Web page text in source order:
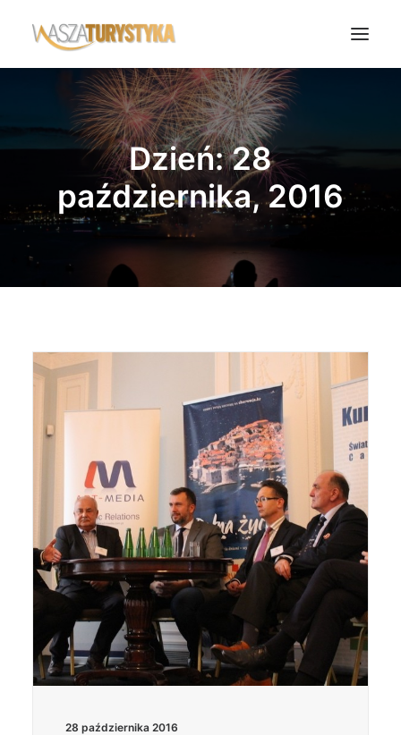
Księga wspomnień
Biura podróży
Noclegi
Polska
Świat
Wasze Podróże
Dzień: 28
października, 2016
28 października 2016